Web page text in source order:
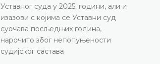
Уставног суда у 2025. години, али и
изазови с којима се Уставни суд
суочава посљедњих година,
нарочито због непопуњености
судијског састава